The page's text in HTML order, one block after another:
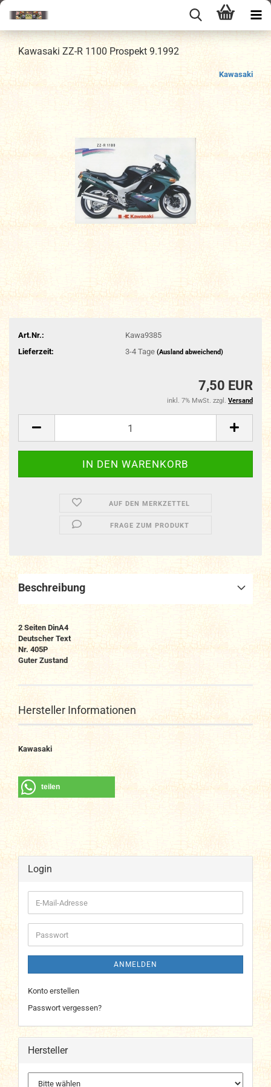
Kawasaki ZZ-R 1100 Prospekt 9.1992
Kawasaki
Art.Nr.:
Kawa9385
Lieferzeit:
3-4 Tage (Ausland abweichend)
7,50 EUR
inkl. 7% MwSt. zzgl. Versand
AUF DEN MERKZETTEL
FRAGE ZUM PRODUKT
Beschreibung
2 Seiten DinA4
Deutscher Text
Nr. 405P
Guter Zustand
Hersteller Informationen
Kawasaki
teilen
Login
E-
Mail-
Adresse
Passwort
ANMELDEN
Konto erstellen
Passwort vergessen?
Hersteller